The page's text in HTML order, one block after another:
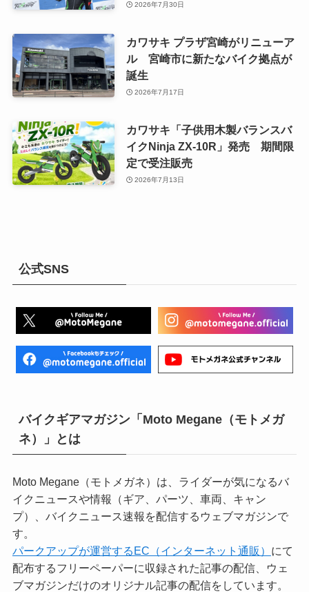
2026年7月30日
カワサキ プラザ宮崎がリニューア
ル 宮崎市に新たなバイク拠点が
誕生
2026年7月17日
カワサキ「子供用木製バランスバ
イクNinja ZX-10R」発売 期間限
定で受注販売
2026年7月13日
公式SNS
バイクギアマガジン「Moto Megane（モトメガ
ネ）」とは
Moto Megane（モトメガネ）は、ライダーが気になるバ
イクニュースや情報（ギア、パーツ、車両、キャン
プ）、バイクニュース速報を配信するウェブマガジンで
す。
パークアップが運営するEC（インターネット通販） にて
配布するフリーペーパーに収録された記事の配信、ウェ
ブマガジンだけのオリジナル記事の配信をしています。